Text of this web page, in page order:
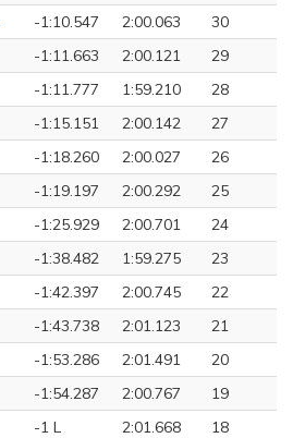
-1:10.547 2:00.063
30
-1:11.663 2:00.121
29
-1:11.777 1:59.210
28
-1:15.151 2:00.142
27
-1:18.260 2:00.027
26
-1:19.197 2:00.292
25
-1:25.929 2:00.701
24
-1:38.482 1:59.275
23
-1:42.397 2:00.745
22
-1:43.738 2:01.123
21
-1:53.286 2:01.491
20
-1:54.287 2:00.767
19
-1 L 2:01.668
18